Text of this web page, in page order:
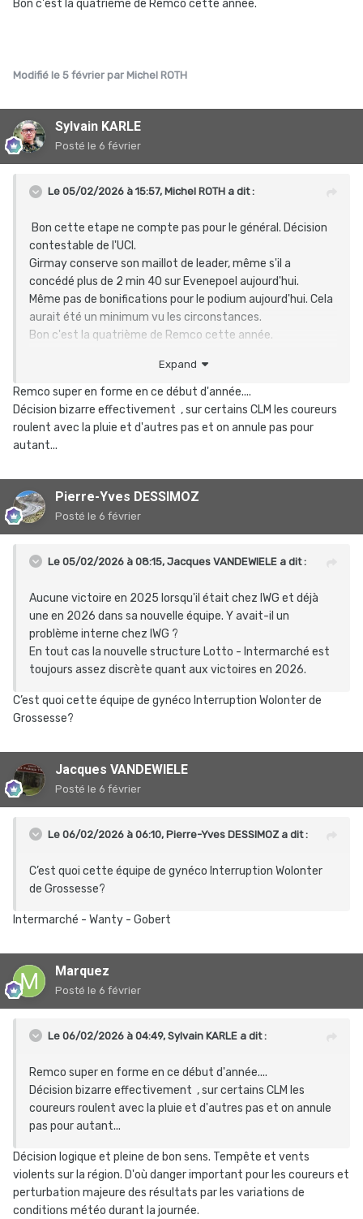
Bon c'est la quatrième de Remco cette année.
Modifié le 5 février par Michel ROTH
Sylvain KARLE
Posté le 6 février
Le 05/02/2026 à 15:57, Michel ROTH a dit :
Bon cette etape ne compte pas pour le général. Décision
contestable de l'UCI.
Girmay conserve son maillot de leader, même s'il a
concédé plus de 2 min 40 sur Evenepoel aujourd'hui.
Même pas de bonifications pour le podium aujourd'hui. Cela
aurait été un minimum vu les circonstances.
Bon c'est la quatrième de Remco cette année.
Expand
Remco super en forme en ce début d'année....
Décision bizarre effectivement , sur certains CLM les coureurs
roulent avec la pluie et d'autres pas et on annule pas pour
autant...
Pierre-Yves DESSIMOZ
Posté le 6 février
Le 05/02/2026 à 08:15, Jacques VANDEWIELE a dit :
Aucune victoire en 2025 lorsqu'il était chez IWG et déjà
une en 2026 dans sa nouvelle équipe. Y avait-il un
problème interne chez IWG ?
En tout cas la nouvelle structure Lotto - Intermarché est
toujours assez discrète quant aux victoires en 2026.
C’est quoi cette équipe de gynéco Interruption Wolonter de
Grossesse?
Jacques VANDEWIELE
Posté le 6 février
Le 06/02/2026 à 06:10, Pierre-Yves DESSIMOZa dit :
C’est quoi cette équipe de gynéco Interruption Wolonter
de Grossesse?
Intermarché - Wanty - Gobert
Marquez
Posté le 6 février
Le 06/02/2026 à 04:49, Sylvain KARLE a dit :
Remco super en forme en ce début d'année....
Décision bizarre effectivement , sur certains CLM les
coureurs roulent avec la pluie et d'autres pas et on annule
pas pour autant...
Décision logique et pleine de bon sens. Tempête et vents
violents sur la région. D'où danger important pour les coureurs et
perturbation majeure des résultats par les variations de
conditions météo durant la journée.